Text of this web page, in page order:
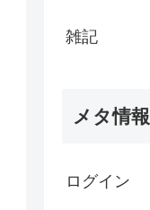
雑記
メタ情報
ログイン